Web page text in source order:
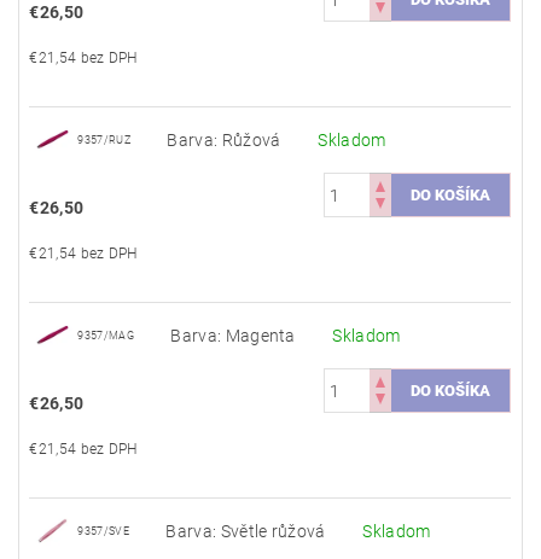
€26,50
€21,54 bez DPH
9357/RUZ Barva: Růžová Skladom
€26,50
€21,54 bez DPH
9357/MAG Barva: Magenta Skladom
€26,50
€21,54 bez DPH
9357/SVE Barva: Světle růžová Skladom